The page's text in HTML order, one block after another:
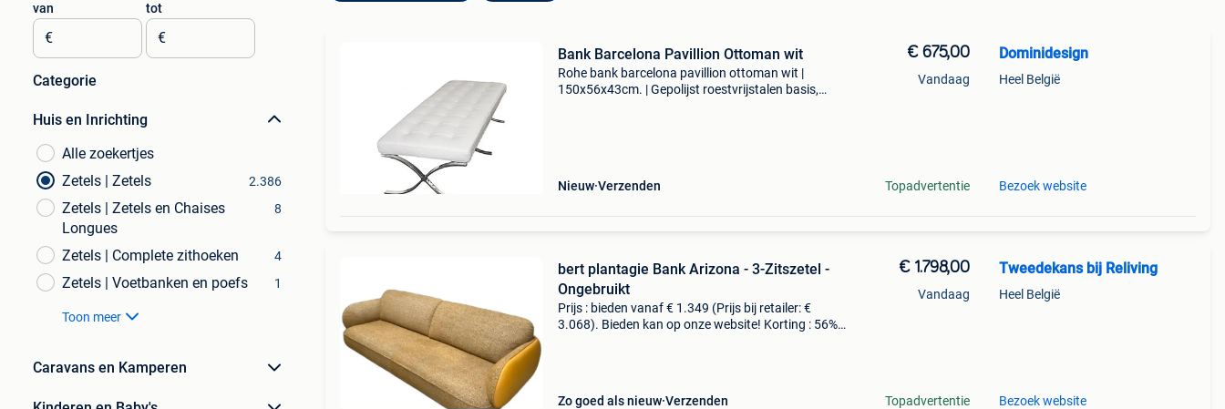
van
€
tot
€
Categorie
Huis en Inrichting
Alle zoekertjes
Zetels | Zetels
2.386
Zetels | Zetels en Chaises
Longues
8
Zetels | Complete zithoeken 4
Zetels | Voetbanken en poefs 1
Toon meer
Caravans en Kamperen
Bank Barcelona Pavillion Ottoman wit
Rohe bank barcelona pavillion ottoman wit |
150x56x43cm. | Gepolijst roestvrijstalen basis,
Nieuw Verzenden
€ 675,00
Vandaag
Topadvertentie
Dominidesign
Heel België
Bezoek website
bert plantagie Bank Arizona - 3-Zitszetel -
Ongebruikt
Prijs : bieden vanaf € 1.349 (Prijs bij retailer: €
3.068). Bieden kan op onze website! Korting : 56%
Zo goed als nieuw Verzenden
€ 1.798,00
Vandaag
Topadvertentie
Tweedekans bij Reliving
Heel België
Bezoek website